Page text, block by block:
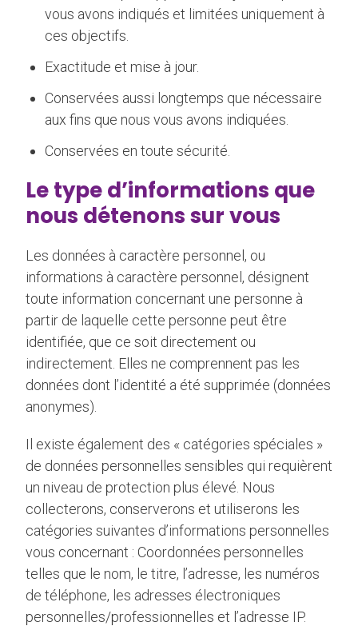
vous avons indiqués et limitées uniquement à
ces objectifs.
Exactitude et mise à jour.
Conservées aussi longtemps que nécessaire
aux fins que nous vous avons indiquées.
Conservées en toute sécurité.
Le type d’informations que
nous détenons sur vous
Les données à caractère personnel, ou
informations à caractère personnel, désignent
toute information concernant une personne à
partir de laquelle cette personne peut être
identifiée, que ce soit directement ou
indirectement. Elles ne comprennent pas les
données dont l’identité a été supprimée (données
anonymes).
Il existe également des « catégories spéciales »
de données personnelles sensibles qui requièrent
un niveau de protection plus élevé. Nous
collecterons, conserverons et utiliserons les
catégories suivantes d’informations personnelles
vous concernant : Coordonnées personnelles
telles que le nom, le titre, l’adresse, les numéros
de téléphone, les adresses électroniques
personnelles/professionnelles et l’adresse IP.